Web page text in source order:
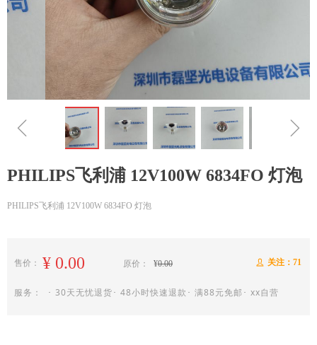
ꁆ ꁇ
PHILIPS飞利浦 12V100W 6834FO 灯泡
PHILIPS飞利浦 12V100W 6834FO 灯泡
售价： ¥ 0.00 原价： ¥0.00 ꄑ 关注： 71
服务： ･ 30天无忧退货･ 48小时快速退款･ 满88元免邮･ xx自营